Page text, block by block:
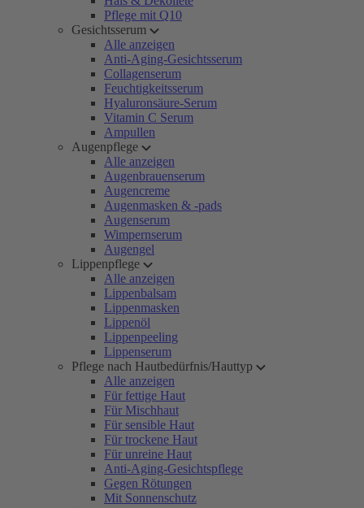
Pflege mit Q10
Gesichtsserum
Alle anzeigen
Anti-Aging-Gesichtsserum
Collagenserum
Feuchtigkeitsserum
Hyaluronsäure-Serum
Vitamin C Serum
Ampullen
Augenpflege
Alle anzeigen
Augenbrauenserum
Augencreme
Augenmasken & -pads
Augenserum
Wimpernserum
Augengel
Lippenpflege
Alle anzeigen
Lippenbalsam
Lippenmasken
Lippenöl
Lippenpeeling
Lippenserum
Pflege nach Hautbedürfnis/Hauttyp
Alle anzeigen
Für fettige Haut
Für Mischhaut
Für sensible Haut
Für trockene Haut
Für unreine Haut
Anti-Aging-Gesichtspflege
Gegen Rötungen
Mit Sonnenschutz